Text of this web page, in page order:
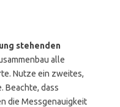
stehenden
alle
Nutze ein zweites,
Beachte, dass
die Messgenauigkeit